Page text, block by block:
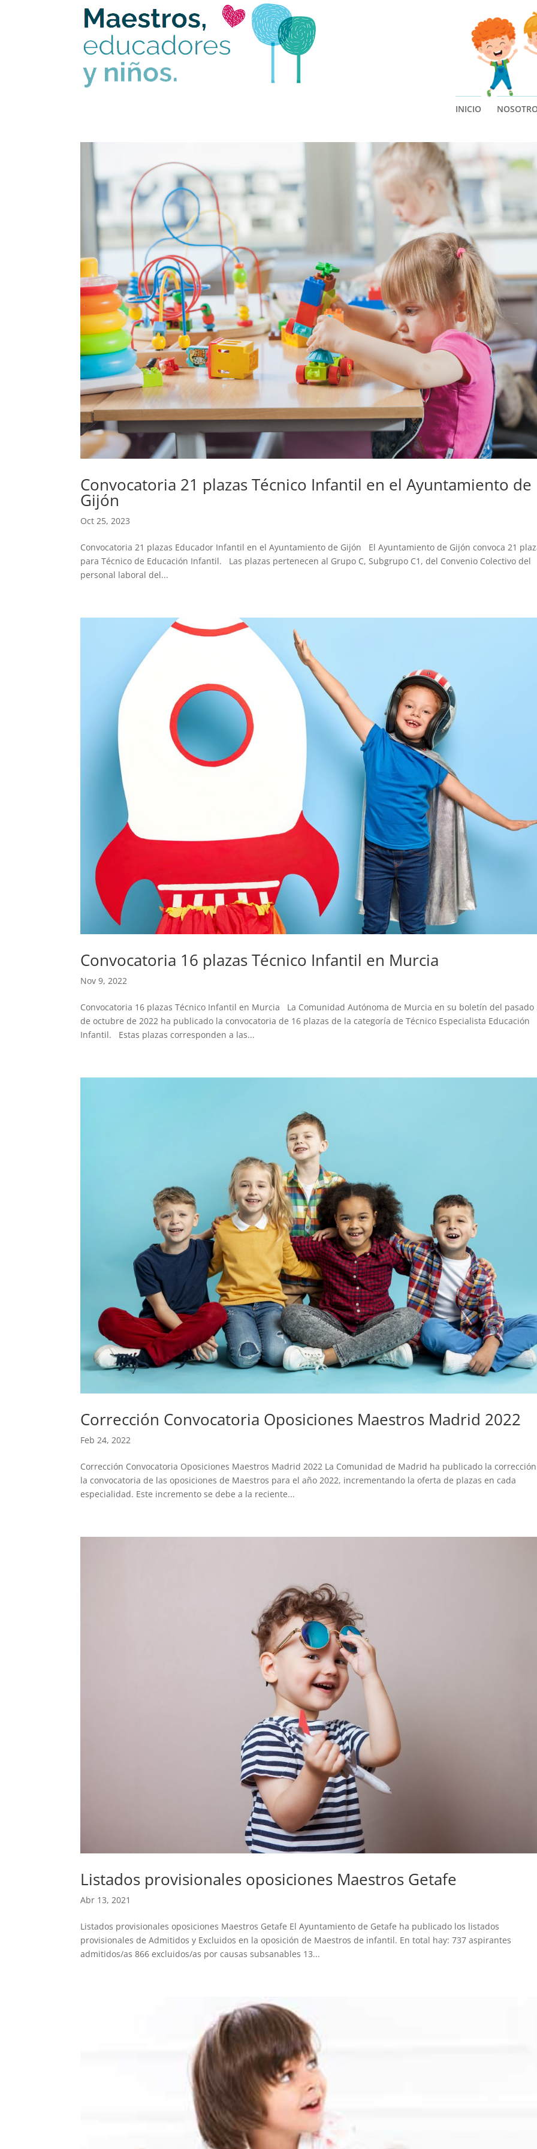
INICIO
Convocatoria 21 plazas Técnico Infantil en el Ayuntamiento de
Gijón
Oct 25, 2023
Convocatoria 21 plazas Educador Infantil en el Ayuntamiento de Gijón El Ayuntamiento de Gijón convoca 21
para Técnico de Educación Infantil. Las plazas pertenecen al Grupo C, Subgrupo C1, del Convenio Colectivo del
personal laboral del...
Convocatoria 16 plazas Técnico Infantil en Murcia
Nov 9, 2022
Convocatoria 16 plazas Técnico Infantil en Murcia La Comunidad Autónoma de Murcia en su boletín del pasado
de octubre de 2022 ha publicado la convocatoria de 16 plazas de la categoría de Técnico Especialista Educación
Infantil. Estas plazas corresponden a las...
Corrección Convocatoria Oposiciones Maestros Madrid 2022
Feb 24, 2022
Corrección Convocatoria Oposiciones Maestros Madrid 2022 La Comunidad de Madrid ha publicado la
la convocatoria de las oposiciones de Maestros para el año 2022, incrementando la oferta de plazas en cada
especialidad. Este incremento se debe a la reciente...
Listados provisionales oposiciones Maestros Getafe
Abr 13, 2021
Listados provisionales oposiciones Maestros Getafe El Ayuntamiento de Getafe ha publicado los listados
provisionales de Admitidos y Excluidos en la oposición de Maestros de infantil. En total hay: 737 aspirantes
admitidos/as 866 excluidos/as por causas subsanables 13...